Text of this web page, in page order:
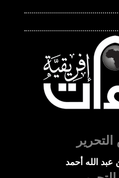
الله أحمد